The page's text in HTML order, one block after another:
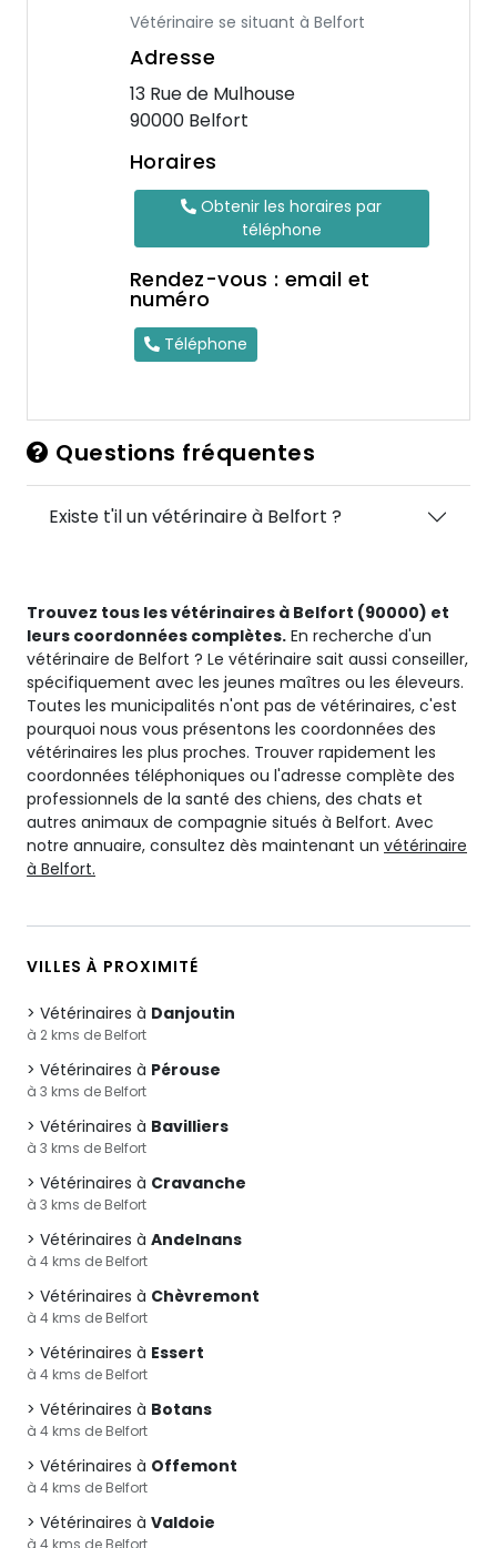
Vétérinaire se situant à Belfort
Adresse
13 Rue de Mulhouse
90000 Belfort
Horaires
Obtenir les horaires par
téléphone
Rendez-vous : email et
numéro
Téléphone
Questions fréquentes
Existe t'il un vétérinaire à Belfort ?
Trouvez tous les vétérinaires à Belfort (90000) et
leurs coordonnées complètes. En recherche d'un
vétérinaire de Belfort ? Le vétérinaire sait aussi conseiller,
spécifiquement avec les jeunes maîtres ou les éleveurs.
Toutes les municipalités n'ont pas de vétérinaires, c'est
pourquoi nous vous présentons les coordonnées des
vétérinaires les plus proches. Trouver rapidement les
coordonnées téléphoniques ou l'adresse complète des
professionnels de la santé des chiens, des chats et
autres animaux de compagnie situés à Belfort. Avec
notre annuaire, consultez dès maintenant un vétérinaire
à Belfort.
VILLES À PROXIMITÉ
Vétérinaires à Danjoutin
à 2 kms de Belfort
Vétérinaires à Pérouse
à 3 kms de Belfort
Vétérinaires à Bavilliers
à 3 kms de Belfort
Vétérinaires à Cravanche
à 3 kms de Belfort
Vétérinaires à Andelnans
à 4 kms de Belfort
Vétérinaires à Chèvremont
à 4 kms de Belfort
Vétérinaires à Essert
à 4 kms de Belfort
Vétérinaires à Botans
à 4 kms de Belfort
Vétérinaires à Offemont
à 4 kms de Belfort
Vétérinaires à Valdoie
à 4 kms de Belfort